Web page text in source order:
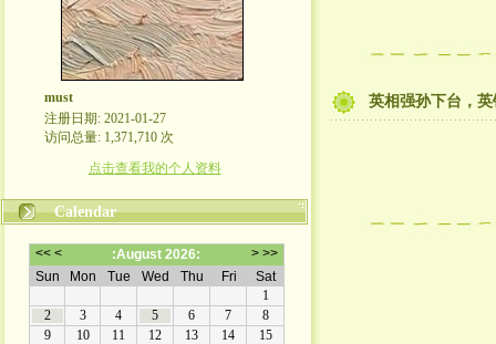
must
注册日期: 2021-01-27
访问总量: 1,371,710 次
点击查看我的个人资料
Calendar
英相强孙下台，